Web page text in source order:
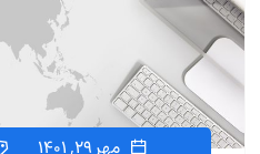
مهر ۲۹, ۱۴۰۱